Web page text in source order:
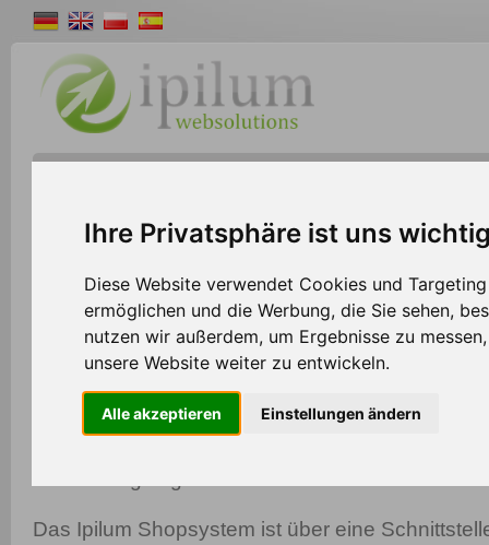
Ihre Privatsphäre ist uns
Diese Website verwendet Cookies und
ermöglichen und die Werbung, die Sie sehen,
nutzen wir außerdem, um Ergebnisse zu
unsere Website weiter zu entwickeln.
Alle akzeptieren Einstellungen ändern
Schnittstelle zu EasyWinArt
Seit beginn der Entwicklung von easyWinArt im
das ERP System der IT-Easy GmbH stetig
Das Ipilum Shopsystem ist über eine